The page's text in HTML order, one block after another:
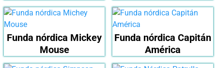
Funda nórdica Mickey
Mouse
Funda nórdica Capitán
América